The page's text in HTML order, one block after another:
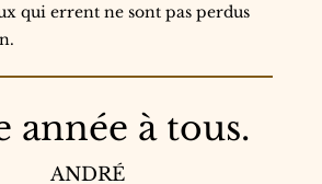
qui errent ne sont pas perdus
année à tous.
ANDRÉ